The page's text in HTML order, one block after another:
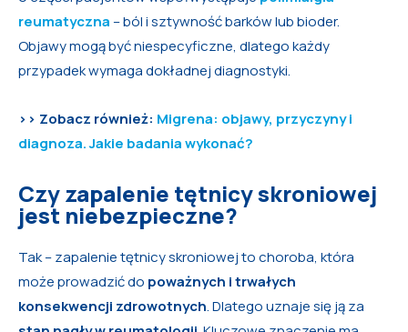
reumatyczna – ból i sztywność barków lub bioder.
Objawy mogą być niespecyficzne, dlatego każdy
przypadek wymaga dokładnej diagnostyki.
>> Zobacz również: Migrena: objawy, przyczyny i
diagnoza. Jakie badania wykonać?
Czy zapalenie tętnicy skroniowej
jest niebezpieczne?
Tak – zapalenie tętnicy skroniowej to choroba, która
może prowadzić do poważnych i trwałych
konsekwencji zdrowotnych. Dlatego uznaje się ją za